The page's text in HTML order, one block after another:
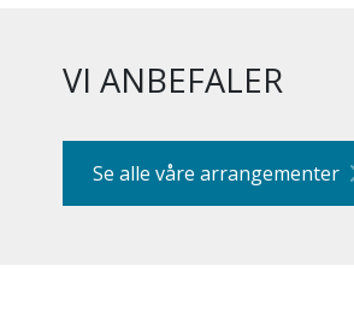
VI ANBEFALER
Se alle våre arrangementer